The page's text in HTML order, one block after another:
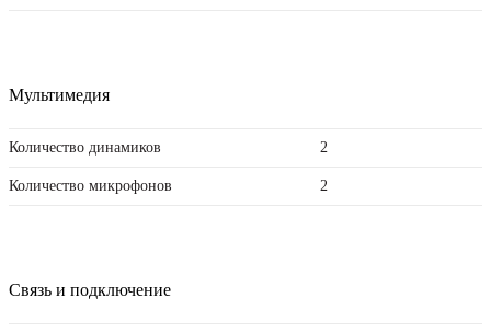
Мультимедия
Количество динамиков 2
Количество микрофонов 2
Связь и подключение